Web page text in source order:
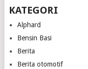
KATEGORI
Alphard
Bensin Basi
Berita
Berita otomotif